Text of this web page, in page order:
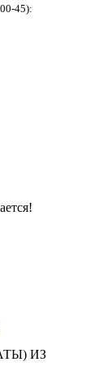
45):
ИЗ